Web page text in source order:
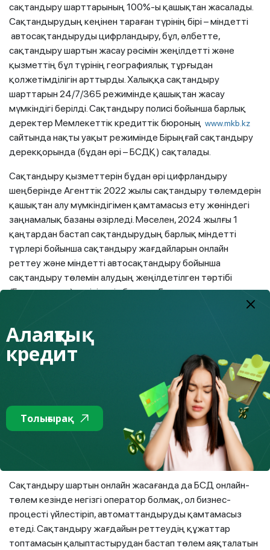
сақтандыру шарттарының 100%-ы қашықтан жасалады.
Сақтандырудың кеңінен тараған түрінің бірі – міндетті
автосақтандыруды цифрландыру, бұл, әлбетте,
сақтандыру шартын жасау рәсімін жеңілдетті және
қызметтің бұл түрінің географиялық тұрғыдан
қолжетімділігін арттырды. Халыққа сақтандыру
шарттарын 24/7/365 режимінде қашықтан жасау
мүмкіндігі берілді. Сақтандыру полисі бойынша барлық
деректер Мемлекеттік кредиттік бюроның www.mkb.kz
сайтында нақты уақыт режимінде Бірыңғай сақтандыру
дерекқорында (бұдан әрі – БСДҚ) сақталады.
Сақтандыру қызметтерін бұдан әрі цифрландыру
шеңберінде Агенттік 2022 жылы сақтандыру төлемдерін
қашықтан алу мүмкіндігімен қамтамасыз ету жөніндегі
заңнамалық базаны әзірледі. Мәселен, 2024 жылғы 1
қаңтардан бастап сақтандырудың барлық міндетті
түрлері бойынша сақтандыру жағдайларын онлайн
реттеу және міндетті автосақтандыру бойынша
сақтандыру төлемін алудың жеңілдетілген тәртібі
(Еурохаттама) енгізілетін болады. Бұл клиенттерге толық
дейінгі сақтандыру қызметтерін көрсетудің бүкіл
процесі цифрландырылатын болады.
Сақтандыру төлемдерін онлайн реттеуді енгізу
сақтандыру төлемін алу рәсімін жеңілдетуге және ашық
етуге мүмкіндік береді. Тұтынушы сақтандыру төлемін
алу үшін сақтандыру компаниясының сайты арқылы өтініш
пен қажетті құжаттар бере алады және
сақтандырушының кеңсесіне бармай-ақ төлемді банк
Сақтандыру шартын онлайн жасағанда да БСД онлайн-
төлем кезінде негізгі оператор болмақ, ол бизнес-
процесті үйлестіріп, автоматтандыруды қамтамасыз
етеді. Сақтандыру жағдайын реттеудің құжаттар
топтамасын қалыптастырудан бастап төлем аяқталатын
Алаяқтық
кредит
Толығырақ